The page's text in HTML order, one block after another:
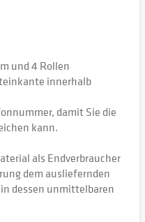
und 4 Rollen
innerhalb
damit Sie die
kann.
als Endverbraucher
dem ausliefernden
dessen unmittelbaren